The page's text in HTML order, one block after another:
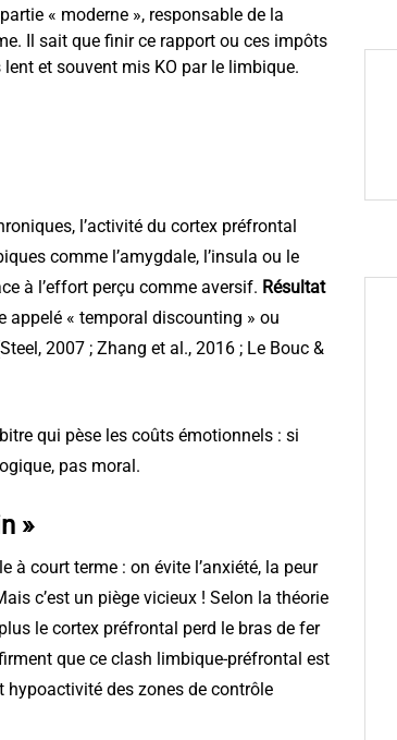
« moderne », responsable de la
Il sait que finir ce rapport ou ces impôts
et souvent mis KO par le limbique.
l’activité du cortex préfrontal
comme l’amygdale, l’insula ou le
à l’effort perçu comme aversif. Résultat
appelé « temporal discounting » ou
2007 ; Zhang et al., 2016 ; Le Bouc &
qui pèse les coûts émotionnels : si
pas moral.
»
court terme : on évite l’anxiété, la peur
c’est un piège vicieux ! Selon la théorie
le cortex préfrontal perd le bras de fer
que ce clash limbique-préfrontal est
hypoactivité des zones de contrôle